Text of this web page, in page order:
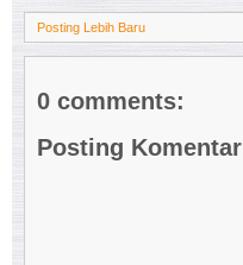
Posting Lebih Baru
0 comments:
Posting Komentar